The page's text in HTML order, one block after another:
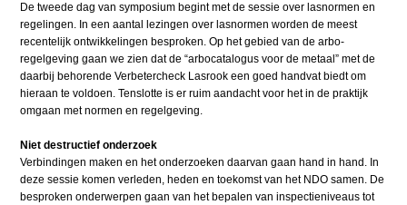
De tweede dag van symposium begint met de sessie over lasnormen en
regelingen. In een aantal lezingen over lasnormen worden de meest
recentelijk ontwikkelingen besproken. Op het gebied van de arbo-
regelgeving gaan we zien dat de “arbocatalogus voor de metaal” met de
daarbij behorende Verbetercheck Lasrook een goed handvat biedt om
hieraan te voldoen. Tenslotte is er ruim aandacht voor het in de praktijk
omgaan met normen en regelgeving.
Niet destructief onderzoek
Verbindingen maken en het onderzoeken daarvan gaan hand in hand. In
deze sessie komen verleden, heden en toekomst van het NDO samen. De
besproken onderwerpen gaan van het bepalen van inspectieniveaus tot